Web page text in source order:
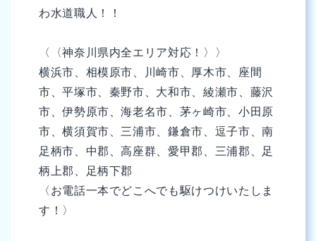
わ水道職人！！
〈〈神奈川県内全エリア対応！〉〉
横浜市、相模原市、川崎市、厚木市、座間
市、平塚市、秦野市、大和市、綾瀬市、藤沢
市、伊勢原市、海老名市、茅ヶ崎市、小田原
市、横須賀市、三浦市、鎌倉市、逗子市、南
足柄市、中郡、高座群、愛甲郡、三浦郡、足
柄上郡、足柄下郡
〈お電話一本でどこへでも駆けつけいたしま
す！〉